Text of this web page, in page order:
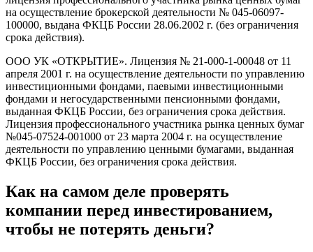
на осуществление брокерской деятельности № 045-06097-
100000, выдана ФКЦБ России 28.06.2002 г. (без ограничения
срока действия).
ООО УК «ОТКРЫТИЕ». Лицензия № 21-000-1-00048 от 11
апреля 2001 г. на осуществление деятельности по управлению
инвестиционными фондами, паевыми инвестиционными
фондами и негосударственными пенсионными фондами,
выданная ФКЦБ России, без ограничения срока действия.
Лицензия профессионального участника рынка ценных бумаг
№045-07524-001000 от 23 марта 2004 г. на осуществление
деятельности по управлению ценными бумагами, выданная
ФКЦБ России, без ограничения срока действия.
Как на самом деле проверять
компании перед инвестированием,
чтобы не потерять деньги?